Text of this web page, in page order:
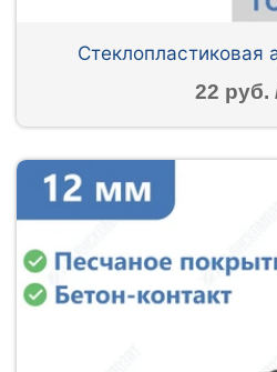
Стеклопластиковая
22 руб.